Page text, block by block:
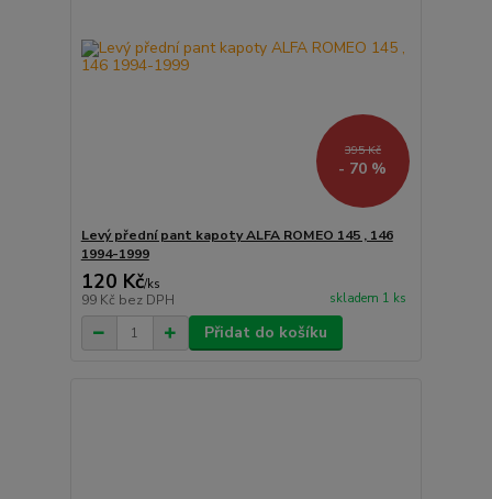
395 Kč
- 70 %
Levý přední pant kapoty ALFA ROMEO 145 , 146
1994-1999
120 Kč/ks
99 Kč bez DPH skladem 1 ks
Přidat do košíku